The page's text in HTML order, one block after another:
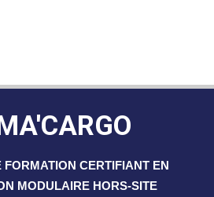
FORMATION CERTIFIANT EN
MODULAIRE HORS-SITE